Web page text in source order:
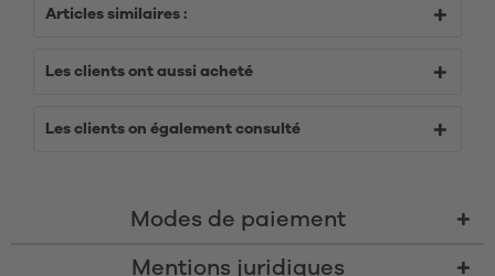
Articles similaires :
Les clients ont aussi acheté
Les clients on également consulté
Modes de paiement
Mentions juridiques